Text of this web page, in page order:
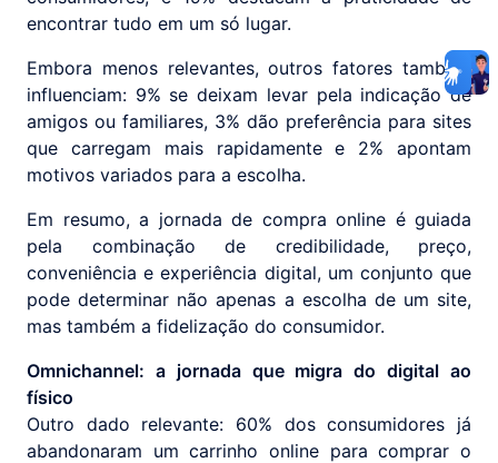
encontrar tudo em um só lugar.
Embora menos relevantes, outros fatores também
influenciam: 9% se deixam levar pela indicação de
amigos ou familiares, 3% dão preferência para sites
que carregam mais rapidamente e 2% apontam
motivos variados para a escolha.
Em resumo, a jornada de compra online é guiada
pela combinação de credibilidade, preço,
conveniência e experiência digital, um conjunto que
pode determinar não apenas a escolha de um site,
mas também a fidelização do consumidor.
Omnichannel: a jornada que migra do digital ao
físico
Outro dado relevante: 60% dos consumidores já
abandonaram um carrinho online para comprar o